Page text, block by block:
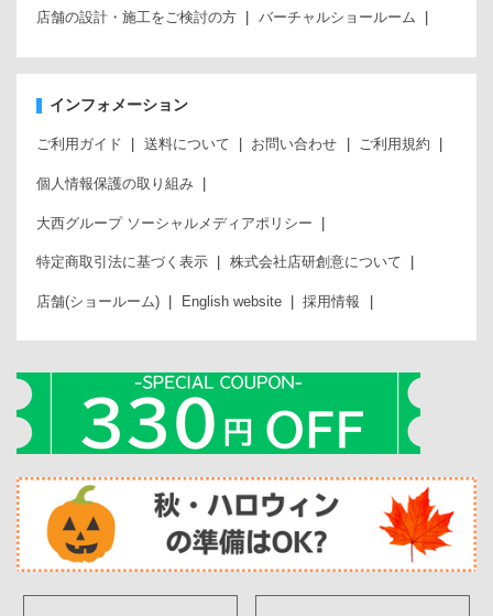
店舗の設計・施工をご検討の方 バーチャルショールーム
インフォメーション
ご利用ガイド 送料について お問い合わせ ご利用規約
個人情報保護の取り組み
大西グループ ソーシャルメディアポリシー
特定商取引法に基づく表示 株式会社店研創意について
店舗(ショールーム) English website 採用情報